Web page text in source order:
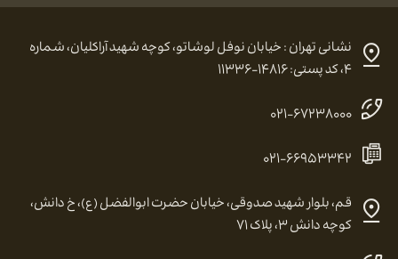
نشانی تهران : خیابان نوفل لوشاتو، کوچه شهید آراکلیان، شماره
۴، کد پستی: ۱۴۸۱۶-۱۱۳۳۶
۰۲۱-۶۷۲۳۸۰۰۰
۰۲۱-۶۶۹۵۳۳۴۲
قم، بلوار شهید صدوقی، خیابان حضرت ابوالفضل (ع)، خ دانش،
کوچه دانش ۳، پلاک ۷۱